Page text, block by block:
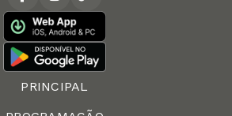
PRINCIPAL